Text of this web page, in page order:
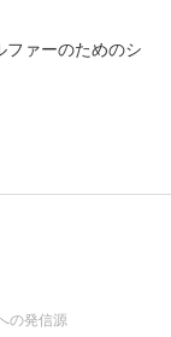
ファーのためのシ
の発信源